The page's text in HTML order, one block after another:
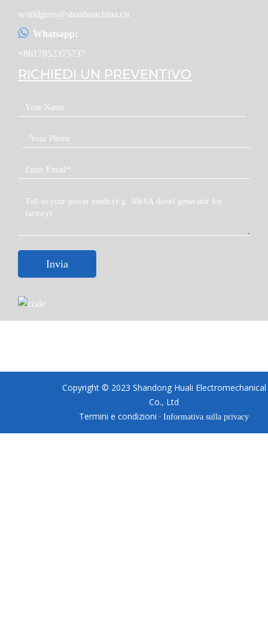
worldgens@shanhuachina.cn
Whatsapp:
+8617852375737
RICHIEDI UN PREVENTIVO
Invia
Copyright © 2023 Shandong Huali Electromechanical
Co., Ltd
Termini e condizioni · Informativa sulla privacy